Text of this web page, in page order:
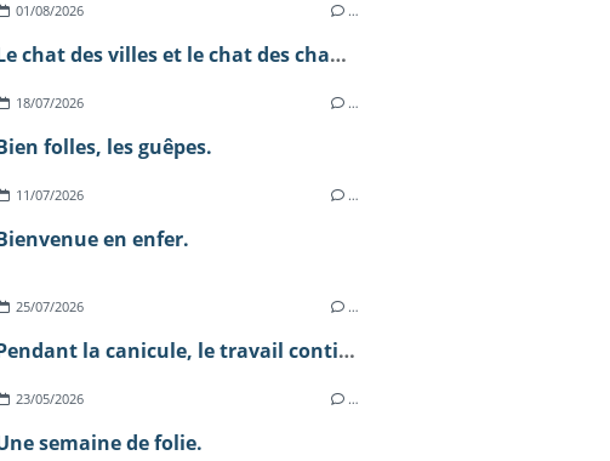
01/08/2026 …
Le chat des villes et le chat des champs.
18/07/2026 …
folles, les guêpes.
11/07/2026 …
en enfer.
25/07/2026 …
Pendant la canicule, le travail continue.
23/05/2026 …
semaine de folie.